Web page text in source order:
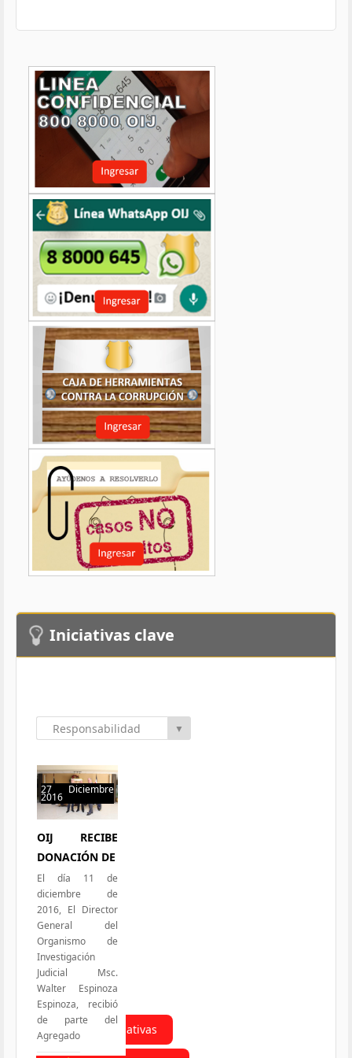
Iniciativas clave
Todas las Iniciativas
Responsabilidad
▼
27 Diciembre
2016
50 hits
OIJ RECIBE
DONACIÓN DE
El día 11 de
diciembre de
2016, El Director
General del
Organismo de
Investigación
Judicial Msc.
Walter Espinoza
Espinoza, recibió
de parte del
Agregado